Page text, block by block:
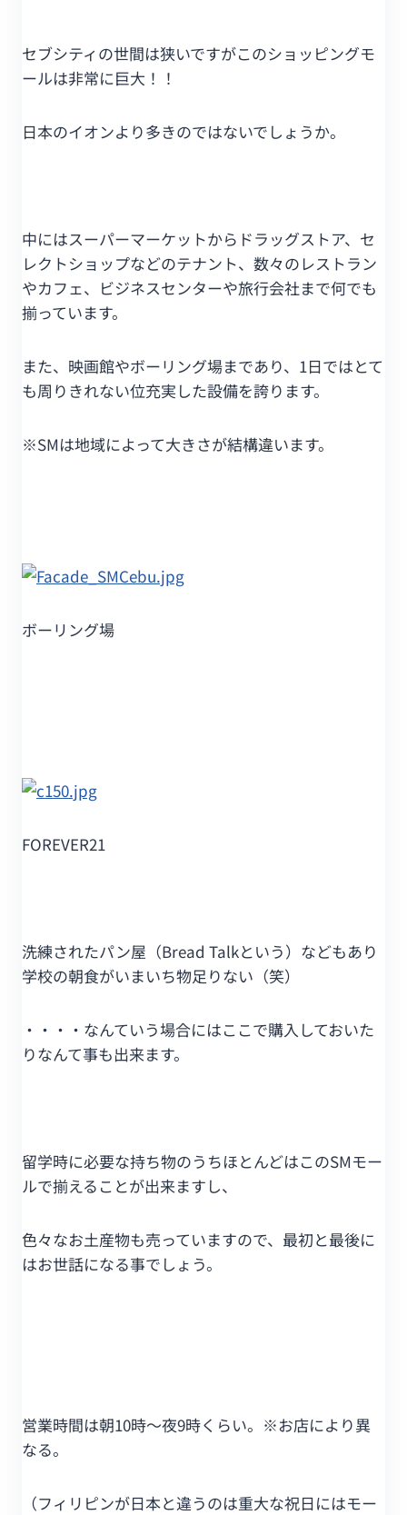
セブシティの世間は狭いですがこのショッピングモ
ールは非常に巨大！！
日本のイオンより多きのではないでしょうか。
中にはスーパーマーケットからドラッグストア、セ
レクトショップなどのテナント、数々のレストラン
やカフェ、ビジネスセンターや旅行会社まで何でも
揃っています。
また、映画館やボーリング場まであり、1日ではとて
も周りきれない位充実した設備を誇ります。
※SMは地域によって大きさが結構違います。
ボーリング場
FOREVER21
洗練されたパン屋（Bread Talkという）などもあり
学校の朝食がいまいち物足りない（笑）
・・・・なんていう場合にはここで購入しておいた
りなんて事も出来ます。
留学時に必要な持ち物のうちほとんどはこのSMモー
ルで揃えることが出来ますし、
色々なお土産物も売っていますので、最初と最後に
はお世話になる事でしょう。
営業時間は朝10時～夜9時くらい。※お店により異
なる。
（フィリピンが日本と違うのは重大な祝日にはモー